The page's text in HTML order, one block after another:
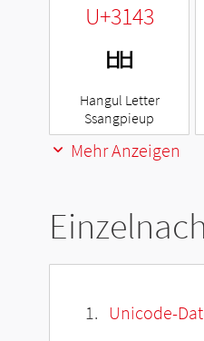
U+3143
ㅃ
Hangul Letter
Ssangpieup
Mehr Anzeigen
Unicode-